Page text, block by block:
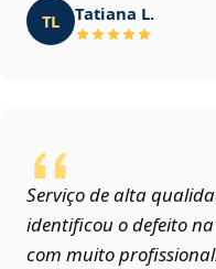
TL Tatiana L.
Serviço de alta
identificou o defeito
com muito